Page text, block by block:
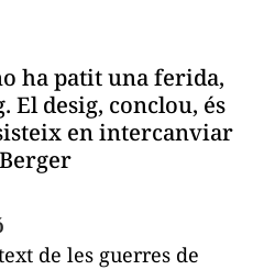
ha patit una ferida,
El desig, conclou, és
en intercanviar
de les guerres de